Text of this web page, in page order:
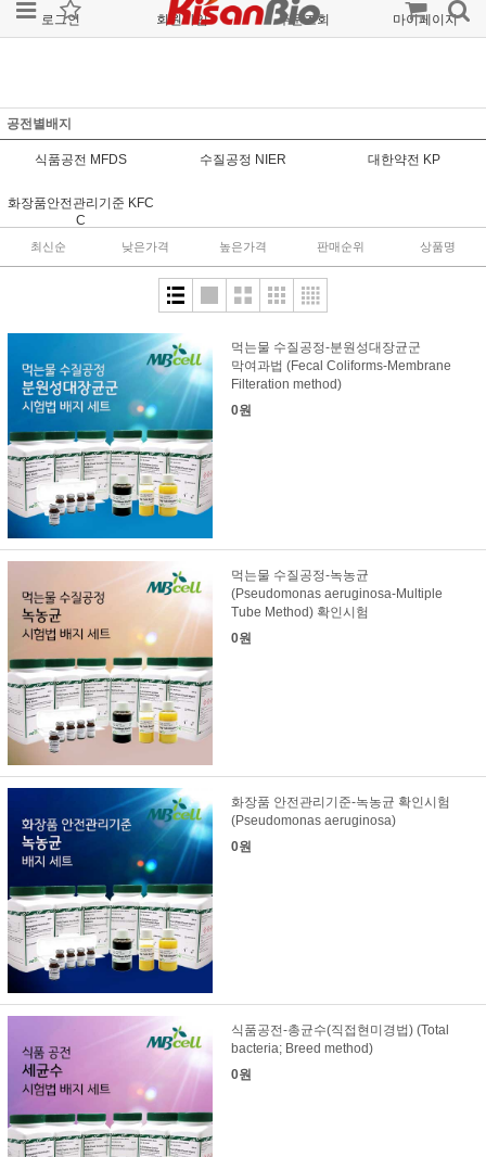
로그인 회원가입 주문조회 마이페이지
공전별배지
식품공전 MFDS 수질공정 NIER 대한약전 KP
화장품안전관리기준 KFC
C
최신순 낮은가격 높은가격 판매순위 상품명
먹는물 수질공정-분원성대장균군
막여과법 (Fecal Coliforms-Membrane
Filteration method)
0원
먹는물 수질공정-녹농균
(Pseudomonas aeruginosa-Multiple
Tube Method) 확인시험
0원
화장품 안전관리기준-녹농균 확인시험
(Pseudomonas aeruginosa)
0원
식품공전-총균수(직접현미경법) (Total
bacteria; Breed method)
0원